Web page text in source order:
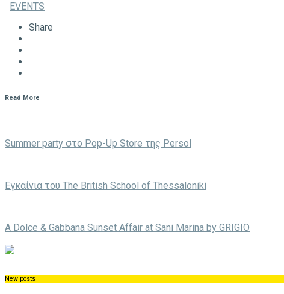
EVENTS
Share
Read More
Summer party στο Pop-Up Store της Persol
Eγκαίνια του The British School of Thessaloniki
A Dolce & Gabbana Sunset Affair at Sani Marina by GRIGIO
New posts